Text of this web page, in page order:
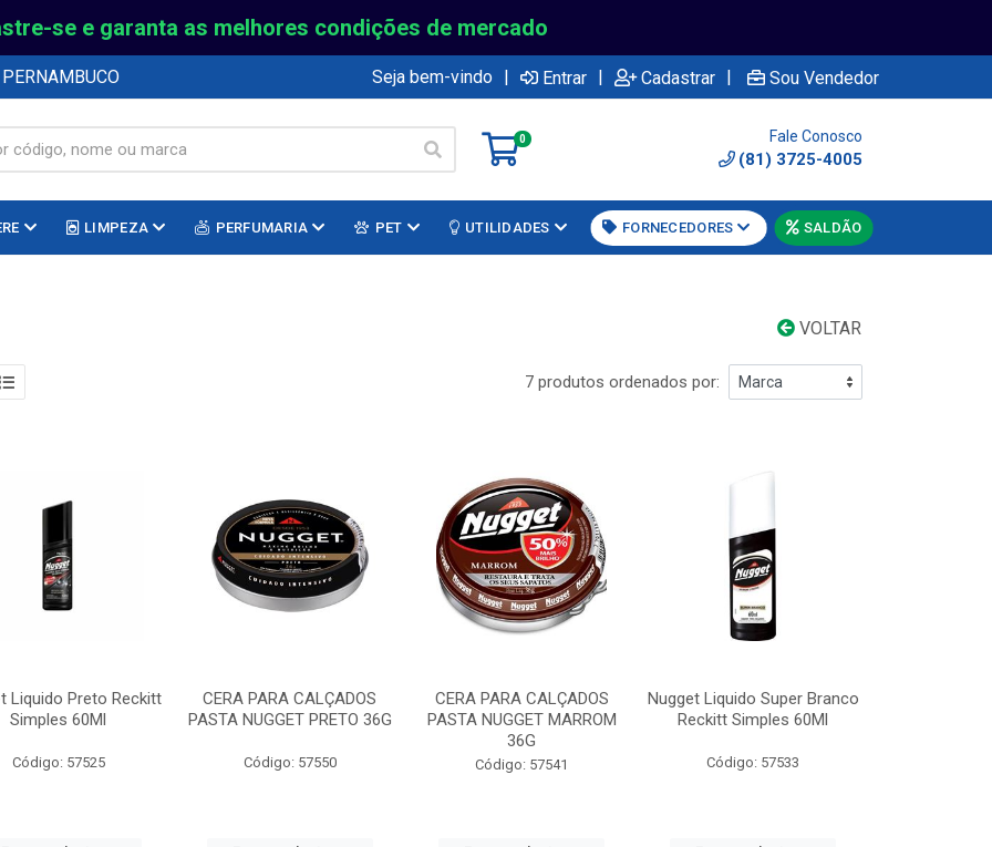
se e garanta as melhores condições de mercado
Seja bem-vindo | Entrar | Cadastrar | Sou Vendedor
0 Fale Conosco
(81) 3725-4005
LIMPEZA PERFUMARIA PET UTILIDADES FORNECEDORES SALDÃO
VOLTAR
7 produtos ordenados por:
Liquido Preto Reckitt
Simples 60Ml
Código: 57525
CERA PARA CALÇADOS
PASTA NUGGET PRETO 36G
Código: 57550
CERA PARA CALÇADOS
PASTA NUGGET MARROM
36G
Código: 57541
Nugget Liquido Super Branco
Reckitt Simples 60Ml
Código: 57533